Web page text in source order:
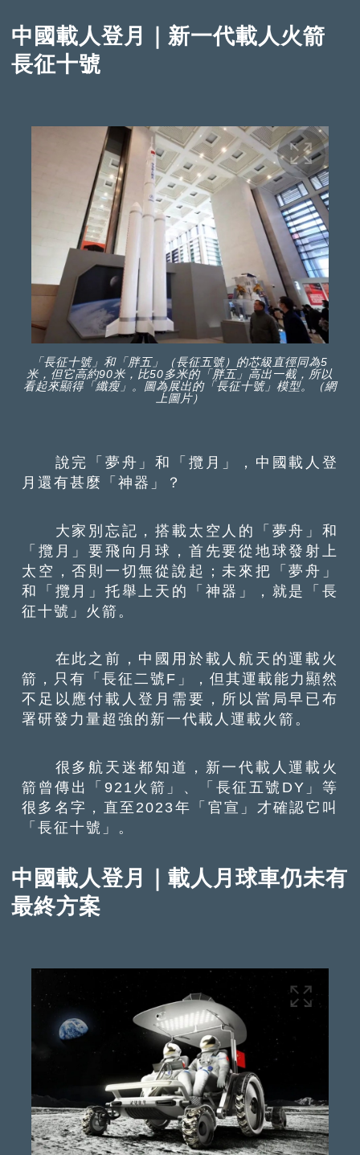
中國載人登月｜新一代載人火箭
長征十號
「長征十號」和「胖五」（長征五號）的芯級直徑同為5
米，但它高約90米，比50多米的「胖五」高出一截，所以
看起來顯得「纖瘦」。圖為展出的「長征十號」模型。（網
上圖片）
說完「夢舟」和「攬月」，中國載人登
月還有甚麼「神器」？
大家別忘記，搭載太空人的「夢舟」和
「攬月」要飛向月球，首先要從地球發射上
太空，否則一切無從說起；未來把「夢舟」
和「攬月」托舉上天的「神器」，就是「長
征十號」火箭。
在此之前，中國用於載人航天的運載火
箭，只有「長征二號F」，但其運載能力顯然
不足以應付載人登月需要，所以當局早已布
署研發力量超強的新一代載人運載火箭。
很多航天迷都知道，新一代載人運載火
箭曾傳出「921火箭」、「長征五號DY」等
很多名字，直至2023年「官宣」才確認它叫
「長征十號」。
中國載人登月｜載人月球車仍未有
最終方案